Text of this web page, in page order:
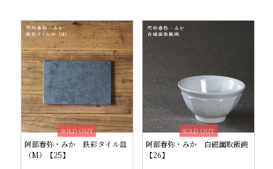
SOLD OUT
阿部春弥・みか 鉄彩タイル皿
（M）【25】
SOLD OUT
阿部春弥・みか 白磁面取飯碗
【26】